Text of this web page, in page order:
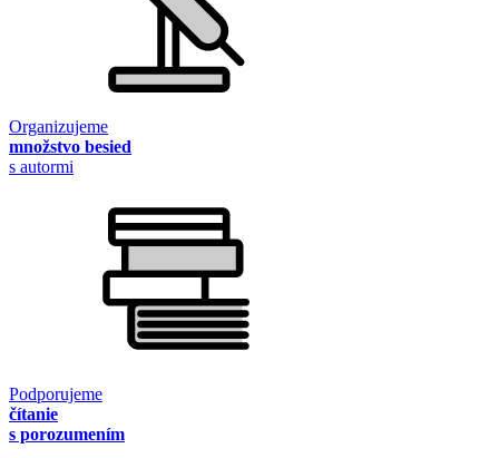
Organizujeme
množstvo besied
s autormi
Podporujeme
čítanie
s porozumením